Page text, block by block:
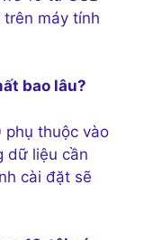
máy tính
bao lâu?
phụ thuộc vào
dữ liệu cần
cài đặt sẽ